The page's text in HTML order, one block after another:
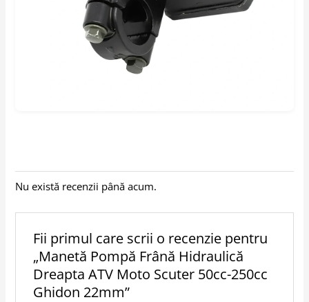
Nu există recenzii până acum.
Fii primul care scrii o recenzie pentru
„Manetă Pompă Frână Hidraulică
Dreapta ATV Moto Scuter 50cc-250cc
Ghidon 22mm”